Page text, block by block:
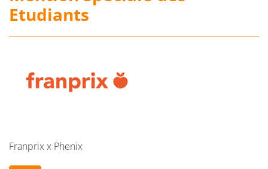
Etudiants
Franprix x Phenix